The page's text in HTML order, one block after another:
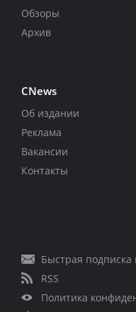
Обзоры
Архив
CNews
Об издании
Реклама
Вакансии
Контакты
Быстрая подписка
RSS
Политика